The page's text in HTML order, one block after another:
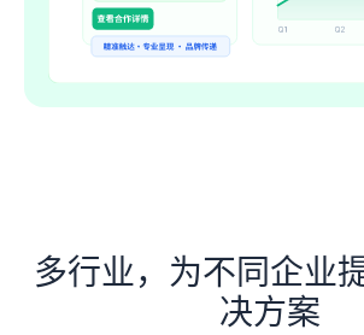
多行业，为不同企业
决方案